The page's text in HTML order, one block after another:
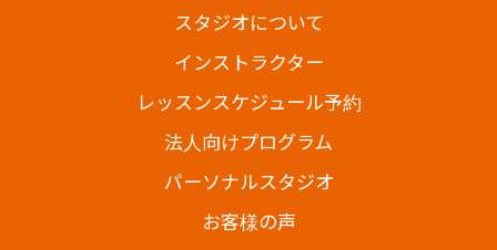
スタジオについて
インストラクター
レッスンスケジュール予約
法人向けプログラム
パーソナルスタジオ
お客様の声